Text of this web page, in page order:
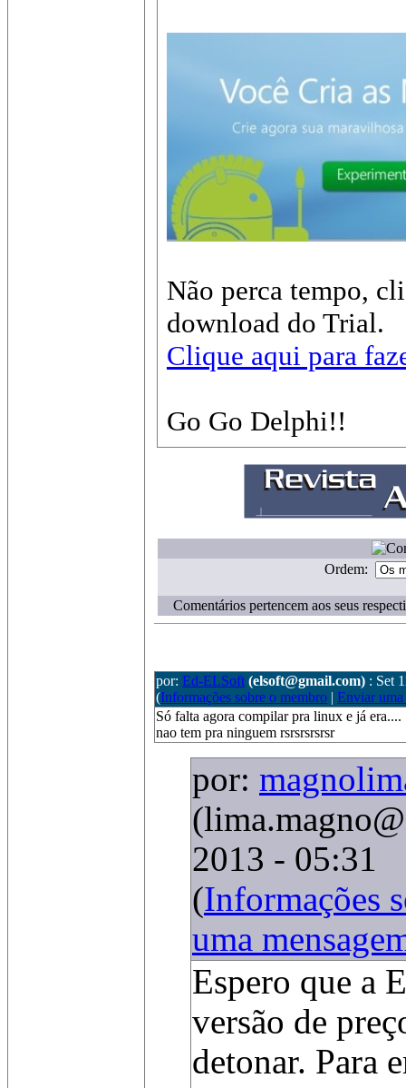
Não perca tempo,
download do Trial.
Clique aqui para
Go Go Delphi!!
Ordem:
Comentários pertencem aos seus
por: Ed-ELSoft (elsoft@gmail.com) : Set
(Informações sobre o membro | Enviar uma
Só falta agora compilar pra linux e já era....
nao tem pra ninguem rsrsrsrsrsr
por:
2013 - 05:31
(Informações
uma
Espero que a
versão de
detonar. Para